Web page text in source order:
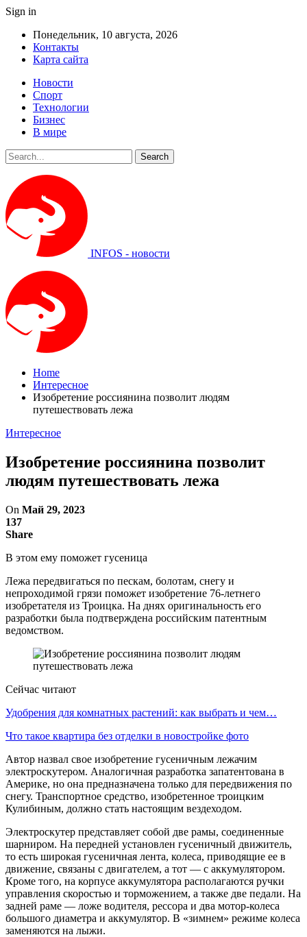
Sign in
Понедельник, 10 августа, 2026
Контакты
Карта сайта
Новости
Спорт
Технологии
Бизнес
В мире
INFOS - новости
Home
Интересное
Изобретение россиянина позволит людям
путешествовать лежа
Интересное
Изобретение россиянина позволит
людям путешествовать лежа
On Май 29, 2023
137
Share
В этом ему поможет гусеница
Лежа передвигаться по пескам, болотам, снегу и
непроходимой грязи поможет изобретение 76-летнего
изобретателя из Троицка. На днях оригинальность его
разработки была подтверждена российским патентным
ведомством.
Сейчас читают
Удобрения для комнатных растений: как выбрать и чем…
Что такое квартира без отделки в новостройке фото
Автор назвал свое изобретение гусеничным лежачим
электроскутером. Аналогичная разработка запатентована в
Америке, но она предназначена только для передвижения по
снегу. Транспортное средство, изобретенное троицким
Кулибиным, должно стать настоящим вездеходом.
Электроскутер представляет собой две рамы, соединенные
шарниром. На передней установлен гусеничный движитель,
то есть широкая гусеничная лента, колеса, приводящие ее в
движение, связаны с двигателем, а тот — с аккумулятором.
Кроме того, на корпусе аккумулятора располагаются ручки
управления скоростью и торможением, а также две педали. На
задней раме — ложе водителя, рессора и два мотор-колеса
большого диаметра и аккумулятор. В «зимнем» режиме колеса
заменяются на лыжи.